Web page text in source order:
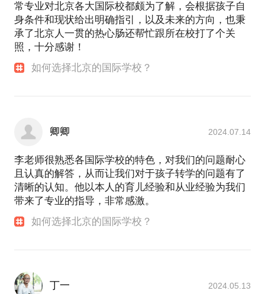
常专业对北京各大国际校都颇为了解，会根据孩子自
身条件和现状给出明确指引，以及未来的方向，也秉
承了北京人一贯的热心肠还帮忙跟所在校打了个关
照，十分感谢！
如何选择北京的国际学校？
卿卿 2024.07.14
李老师很熟悉各国际学校的特色，对我们的问题耐心
且认真的解答，从而让我们对于孩子转学的问题有了
清晰的认知。他以本人的育儿经验和从业经验为我们
带来了专业的指导，非常感激。
如何选择北京的国际学校？
丁一 2024.05.13